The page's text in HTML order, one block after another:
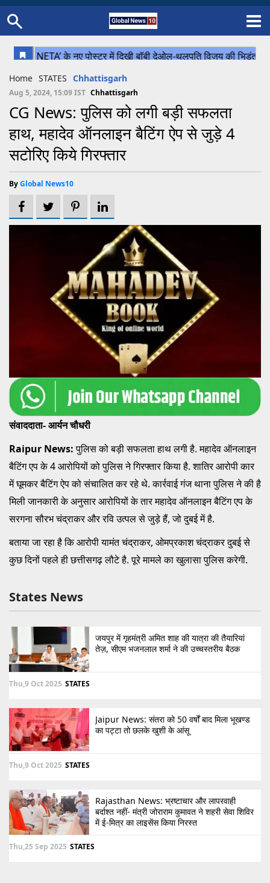
Uttar Pradesh
Chhattisgarh
Bihar
Uttrakhand
Cricket
Football
Home STATES Chhattisgarh
Aug 5, 2024, 15:09 IST Chhattisgarh
CG News: पुलिस को लगी बड़ी सफलता
हाथ, महादेव ऑनलाइन बैटिंग ऐप से जुड़े 4
सटोरिए किये गिरफ्तार
ByGlobal News10
संवाददाता- आर्यन चौधरी
Raipur News:पुलिस को बड़ी सफलता हाथ लगी है. महादेव ऑनलाइन
बैटिंग एप के 4 आरोपियों को पुलिस ने गिरफ्तार किया है. शातिर आरोपी कार
में घूमकर बैटिंग ऐप को संचालित कर रहे थे. कार्रवाई गंज थाना पुलिस ने की है
मिली जानकारी के अनुसार आरोपियों के तार महादेव ऑनलाइन बैटिंग एप के
सरगना सौरभ चंद्राकर और रवि उत्पल से जुड़े हैं, जो दुबई में है.
बताया जा रहा है कि आरोपी यामंत चंद्राकर, ओमप्रकाश चंद्राकर दुबई से
कुछ दिनों पहले ही छत्तीसगढ़ लौटे है. पूरे मामले का खुलासा पुलिस करेगी.
States News
जयपुर में गृहमंत्री अमित शाह की यात्रा की तैयारियां
तेज़, सीएम भजनलाल शर्मा ने की उच्चस्तरीय बैठक
Thu,9 Oct 2025 STATES
Jaipur News: संतरा को 50 वर्षों बाद मिला भूखण्ड
का पट्टा तो छलके खुशी के आंसू
Thu,9 Oct 2025 STATES
Rajasthan News: भ्रष्टाचार और लापरवाही
बर्दाश्त नहीं- मंत्री जोराराम कुमावत ने शहरी सेवा शिविर
में ई-मित्र का लाइसेंस किया निरस्त
Thu,25 Sep 2025 STATES